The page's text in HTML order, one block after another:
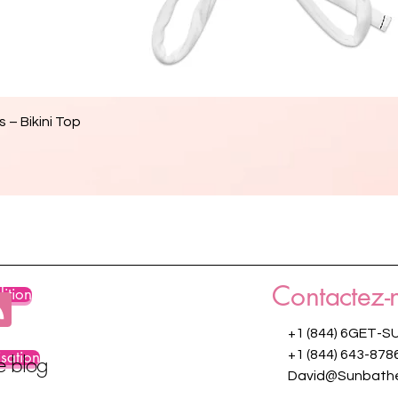
– Bikini Top
blog
Contactez-
+1 (844) 6GET-
+1 (844) 643-